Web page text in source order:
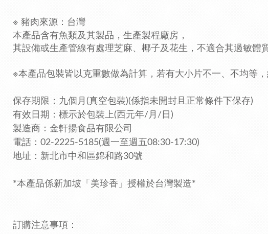
※ 豬肉來源：台灣
本產品含有魚類及其製品 ，生產製程廠房，
其設備或生產管線有處理芝麻、椰子及花生 ，不適合其過敏體
※本產品包裝皆以克重數做為計算，若有大小片不一、不均等 ，
保存期限：九個月(真空包裝)(係指未開封且正常條件下保存)
有效日期：標示於包裝上(西元年/月/日)
製造商：金軒揚食品有限公司
電話：02-2225-5185(週一至週五08:30-17:30)
地址：新北市中和區錦和路30號
*本產品係新加坡「美珍香」授權於台灣製造*
訂購注意事項：